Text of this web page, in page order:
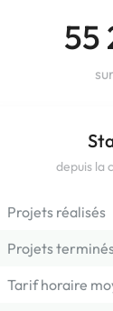
55
depuis la
Projets réalisés
Projets
Tarif horaire